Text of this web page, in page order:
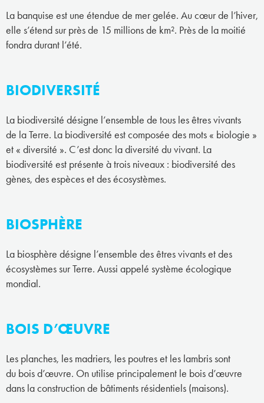
La banquise est une étendue de mer gelée. Au cœur de l’hiver,
elle s’étend sur près de 15 millions de km². Près de la moitié
fondra durant l’été.
BIODIVERSITÉ
La biodiversité désigne l’ensemble de tous les êtres vivants
de la Terre. La biodiversité est composée des mots « biologie »
et « diversité ». C’est donc la diversité du vivant. La
biodiversité est présente à trois niveaux : biodiversité des
gènes, des espèces et des écosystèmes.
BIOSPHÈRE
La biosphère désigne l’ensemble des êtres vivants et des
écosystèmes sur Terre. Aussi appelé système écologique
mondial.
BOIS D’ŒUVRE
Les planches, les madriers, les poutres et les lambris sont
du bois d’œuvre. On utilise principalement le bois d’œuvre
dans la construction de bâtiments résidentiels (maisons).